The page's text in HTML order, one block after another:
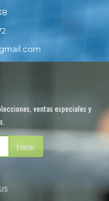
ventas especiales y
Enviar